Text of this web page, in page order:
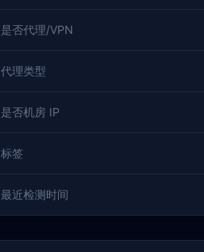
是否代理/VPN
代理类型
是否机房 IP
标签
最近检测时间